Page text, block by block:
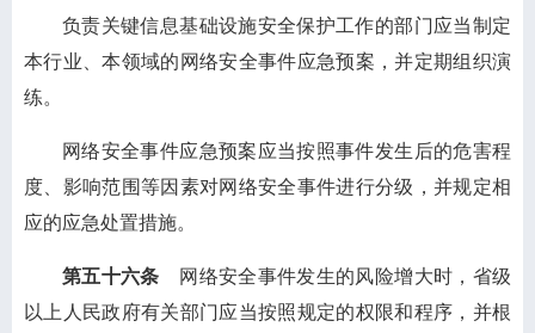
负责关键信息基础设施安全保护工作的部门应当制定
本行业、本领域的网络安全事件应急预案，并定期组织演
练。
网络安全事件应急预案应当按照事件发生后的危害程
度、影响范围等因素对网络安全事件进行分级，并规定相
应的应急处置措施。
第五十六条 网络安全事件发生的风险增大时，省级
以上人民政府有关部门应当按照规定的权限和程序，并根